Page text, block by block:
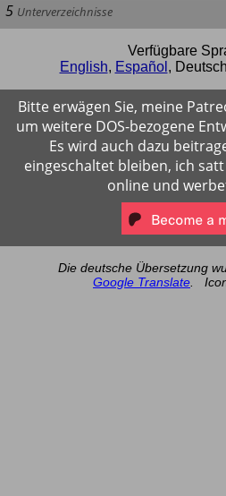
5 Unterverzeichnisse
Verfügbare
English, Español , Deutsch
Bitte erwägen Sie, meine
um weitere DOS-bezogene
Es wird auch dazu
eingeschaltet bleiben, ich
online und
Die deutsche Übersetzung
Google Translate